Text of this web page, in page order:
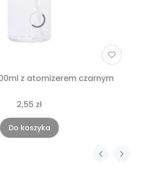
z atomizerem czarnym
2,55 zł
Do koszyka